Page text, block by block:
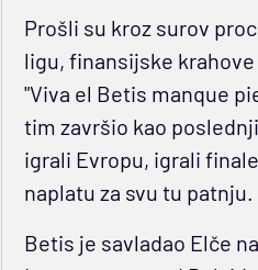
Prošli su kroz surov
ligu, finansijske
"Viva el Betis manque
tim završio kao
igrali Evropu, igrali
naplatu za svu tu patnju.
Betis je savladao Elče